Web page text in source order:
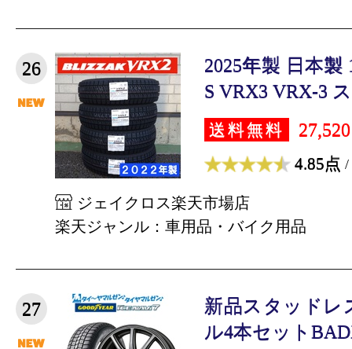
26
2025年製 日本製
S VRX3 VRX-3
送料無料
4.85点 /
ジェイクロス楽天市場店
楽天ジャンル：車用品・バイク用品
27
新品スタッドレ
ル4本セット